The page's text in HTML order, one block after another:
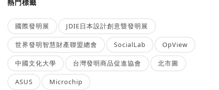
熱門標籤
國際發明展 JDIE日本設計創意暨發明展
世界發明智慧財產聯盟總會 SocialLab OpView
中國文化大學 台灣發明商品促進協會 北市圖
ASUS Microchip